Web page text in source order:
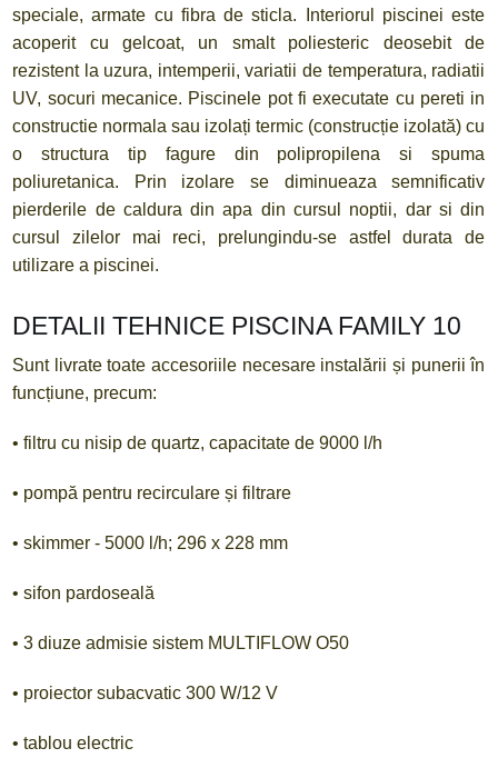
speciale, armate cu fibra de sticla. Interiorul piscinei este
acoperit cu gelcoat, un smalt poliesteric deosebit de
rezistent la uzura, intemperii, variatii de temperatura, radiatii
UV, socuri mecanice. Piscinele pot fi executate cu pereti in
constructie normala sau izolați termic (construcție izolată) cu
o structura tip fagure din polipropilena si spuma
poliuretanica. Prin izolare se diminueaza semnificativ
pierderile de caldura din apa din cursul noptii, dar si din
cursul zilelor mai reci, prelungindu-se astfel durata de
utilizare a piscinei.
DETALII TEHNICE PISCINA FAMILY 10
Sunt livrate toate accesoriile necesare instalării și punerii în
funcțiune, precum:
• filtru cu nisip de quartz, capacitate de 9000 l/h
• pompă pentru recirculare și filtrare
• skimmer - 5000 l/h; 296 x 228 mm
• sifon pardoseală
• 3 diuze admisie sistem MULTIFLOW O50
• proiector subacvatic 300 W/12 V
• tablou electric